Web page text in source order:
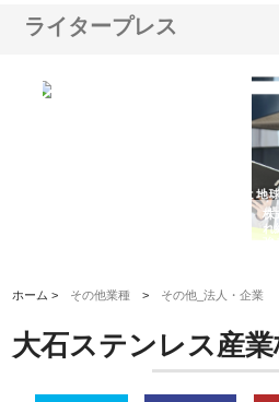
ライタープレス
株
れ
強
ホーム > その他業種 > その他_法人・企業
大石ステンレス産